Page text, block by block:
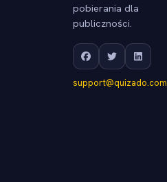
pobierania dla
publiczności.
support@quizado.com